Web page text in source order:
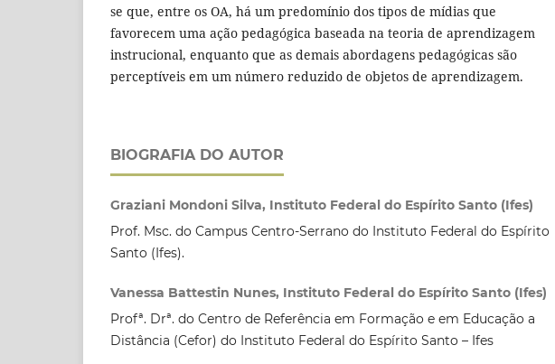
se que, entre os OA, há um predomínio dos tipos de mídias que
favorecem uma ação pedagógica baseada na teoria de aprendizagem
instrucional, enquanto que as demais abordagens pedagógicas são
perceptíveis em um número reduzido de objetos de aprendizagem.
BIOGRAFIA DO AUTOR
Graziani Mondoni Silva, Instituto Federal do Espírito Santo (Ifes)
Prof. Msc. do Campus Centro-Serrano do Instituto Federal do Espírito
Santo (Ifes).
Vanessa Battestin Nunes, Instituto Federal do Espírito Santo (Ifes)
Profª. Drª. do Centro de Referência em Formação e em Educação a
Distância (Cefor) do Instituto Federal do Espírito Santo – Ifes